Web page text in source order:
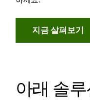
지금 살펴보기
아래 솔루